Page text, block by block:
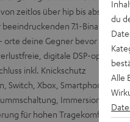
zeitlos über hip bis absolut
beeindruckenden 7.1-Binaural-
deine Gegner bevor du sie
digitale DSP-
inkl. Knickschutz
Switch, Xbox, Smartphone
Immersion Over
für hohen Tragekomfort,
du
Alle